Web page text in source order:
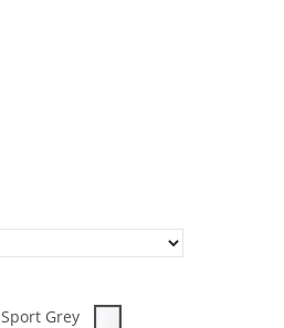
Sport Grey